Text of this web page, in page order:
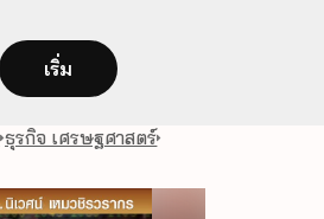
เริ่ม
ธุรกิจ เศรษฐศาสตร์